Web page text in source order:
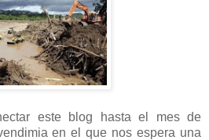
este blog hasta el mes de
en el que nos espera una